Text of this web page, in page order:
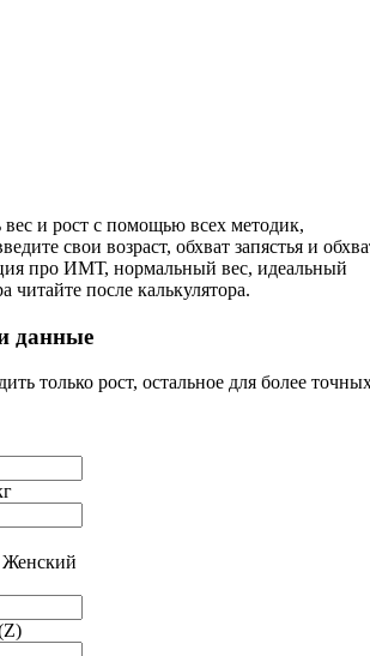
вес и рост с помощью всех методик,
свои возраст, обхват запястья и
про ИМТ, нормальный вес, идеальный
читайте после калькулятора.
данные
только рост, остальное для более
Женский